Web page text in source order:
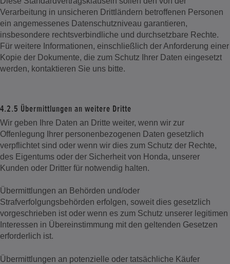
Verarbeitung in unsicheren Drittländern betroffenen Personen
ein angemessenes Datenschutzniveau garantieren,
insbesondere rechtsverbindliche und durchsetzbare Rechte.
Für weitere Informationen, einschließlich der Anforderung einer
Kopie der Dokumente, die zum Schutz Ihrer Daten eingesetzt
werden, kontaktieren Sie uns bitte.
4.2.5 Übermittlungen an weitere Dritte
Wir geben Ihre Daten an Dritte weiter, wenn wir zur
Offenlegung Ihrer personenbezogenen Daten gesetzlich
verpflichtet sind oder wenn wir dies zum Schutz der Rechte,
des Eigentums oder der Sicherheit von Honda, unserer
Kunden oder Dritter für notwendig halten.
Übermittlungen an Behörden und/oder
Strafverfolgungsbehörden erfolgen, soweit dies gesetzlich
vorgeschrieben ist oder wenn es zum Schutz unserer legitimen
Interessen in Übereinstimmung mit den geltenden Gesetzen
erforderlich ist.
Übermittlungen an potenzielle oder tatsächliche Käufer